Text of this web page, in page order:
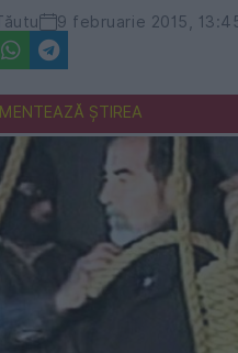
9 februarie 2015,
ȘTIREA